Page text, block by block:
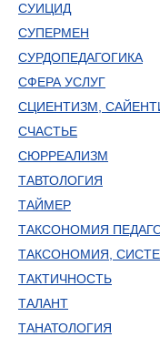
СУИЦИД
СУПЕРМЕН
СУРДОПЕДАГОГИКА
СФЕРА УСЛУГ
СЦИЕНТИЗМ,
СЧАСТЬЕ
СЮРРЕАЛИЗМ
ТАВТОЛОГИЯ
ТАЙМЕР
ТАКСОНОМИЯ
ТАКСОНОМИЯ,
ТАКТИЧНОСТЬ
ТАЛАНТ
ТАНАТОЛОГИЯ